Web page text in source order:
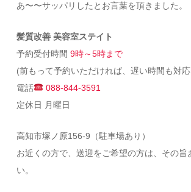
あ〜〜サッパリしたとお言葉を頂きました。
髪質改善 美容室ステイト
予約受付時間9時～5時まで
(前もって予約いただければ、遅い時間も対
電話
088-844-3591
定休日 月曜日
高知市塚ノ原156-9（駐車場あり）
お近くの方で、送迎をご希望の方は、その旨
い。